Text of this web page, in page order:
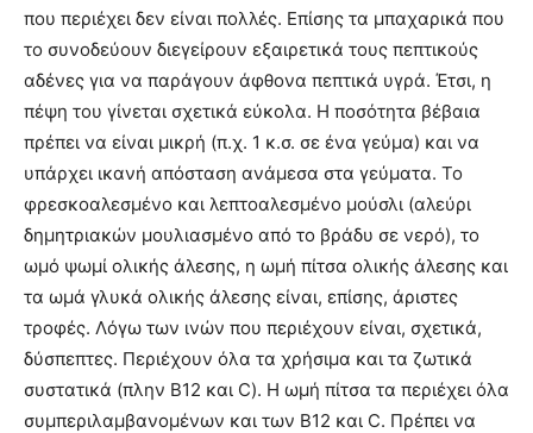
που περιέχει δεν είναι πολλές. Επίσης τα μπαχαρικά που
το συνοδεύουν διεγείρουν εξαιρετικά τους πεπτικούς
αδένες για να παράγουν άφθονα πεπτικά υγρά. Έτσι, η
πέψη του γίνεται σχετικά εύκολα. Η ποσότητα βέβαια
πρέπει να είναι μικρή (π.χ. 1 κ.σ. σε ένα γεύμα) και να
υπάρχει ικανή απόσταση ανάμεσα στα γεύματα. Το
φρεσκοαλεσμένο και λεπτοαλεσμένο μούσλι (αλεύρι
δημητριακών μουλιασμένο από το βράδυ σε νερό), το
ωμό ψωμί ολικής άλεσης, η ωμή πίτσα ολικής άλεσης και
τα ωμά γλυκά ολικής άλεσης είναι, επίσης, άριστες
τροφές. Λόγω των ινών που περιέχουν είναι, σχετικά,
δύσπεπτες. Περιέχουν όλα τα χρήσιμα και τα ζωτικά
συστατικά (πλην Β12 και C). Η ωμή πίτσα τα περιέχει όλα
συμπεριλαμβανομένων και των Β12 και C. Πρέπει να